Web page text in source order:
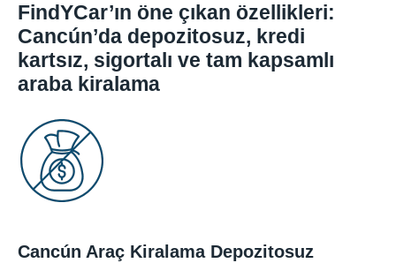
FindYCar’ın öne çıkan özellikleri:
Cancún’da depozitosuz, kredi
kartsız, sigortalı ve tam kapsamlı
araba kiralama
Cancún Araç Kiralama Depozitosuz